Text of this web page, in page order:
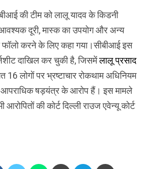
की टीम को लालू यादव के क‍िडनी
दूरी, मास्‍क का उपयोग और अन्‍य
फॉलो करने के लिए कहा गया।सीबीआई इस
दाखिल कर चुकी है, जिसमेंलालू प्रसाद
16 लोगों पर भ्रष्टाचार रोकथाम अधिनियम
षड़यंत्र के आरोप हैं। इस मामले
आरोपि‍तों की कोर्ट दिल्‍ली राउज एवेन्‍यू कोर्ट